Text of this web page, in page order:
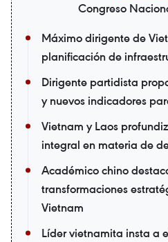
Congreso
Máximo dirigente de
planificación de
Dirigente partidista
y nuevos indicadores
Vietnam y Laos
integral en materia de
Académico chino
transformaciones
Vietnam
Líder vietnamita insta a